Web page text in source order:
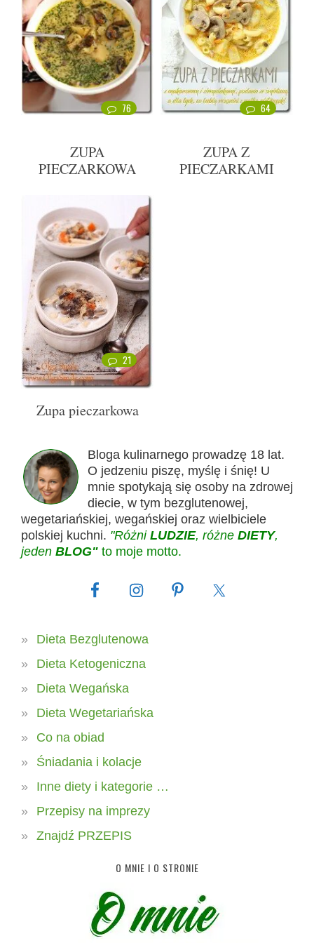
76
ZUPA
PIECZARKOWA
64
ZUPA Z
PIECZARKAMI
21
Zupa pieczarkowa
Bloga kulinarnego prowadzę 18 lat.
O jedzeniu piszę, myślę i śnię! U
mnie spotykają się osoby na zdrowej
diecie, w tym bezglutenowej,
wegetariańskiej, wegańskiej oraz wielbiciele
polskiej kuchni. "Różni LUDZIE, różne DIETY,
jeden BLOG" to moje motto.
Dieta Bezglutenowa
Dieta Ketogeniczna
Dieta Wegańska
Dieta Wegetariańska
Co na obiad
Śniadania i kolacje
Inne diety i kategorie …
Przepisy na imprezy
Znajdź PRZEPIS
O MNIE I O STRONIE